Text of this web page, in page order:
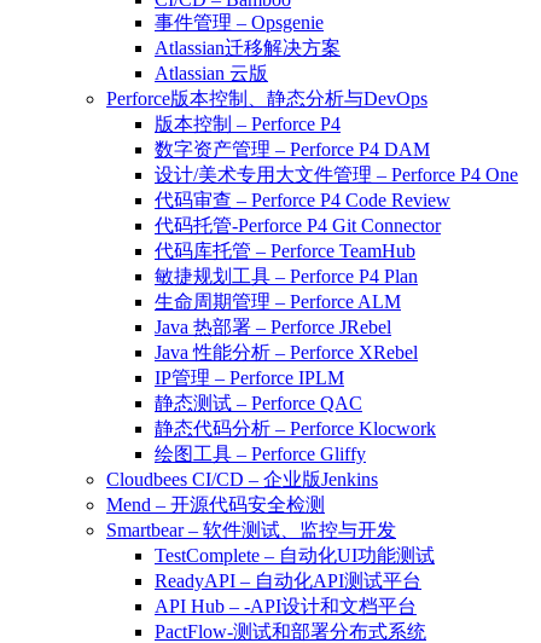
事件管理 – Opsgenie
Atlassian迁移解决方案
Atlassian 云版
Perforce版本控制、静态分析与DevOps
版本控制 – Perforce P4
数字资产管理 – Perforce P4 DAM
设计/美术专用大文件管理 – Perforce P4 One
代码审查 – Perforce P4 Code Review
代码托管-Perforce P4 Git Connector
代码库托管 – Perforce TeamHub
敏捷规划工具 – Perforce P4 Plan
生命周期管理 – Perforce ALM
Java 热部署 – Perforce JRebel
Java 性能分析 – Perforce XRebel
IP管理 – Perforce IPLM
静态测试 – Perforce QAC
静态代码分析 – Perforce Klocwork
绘图工具 – Perforce Gliffy
Cloudbees CI/CD – 企业版Jenkins
Mend – 开源代码安全检测
Smartbear – 软件测试、监控与开发
TestComplete – 自动化UI功能测试
ReadyAPI – 自动化API测试平台
API Hub – -API设计和文档平台
PactFlow-测试和部署分布式系统